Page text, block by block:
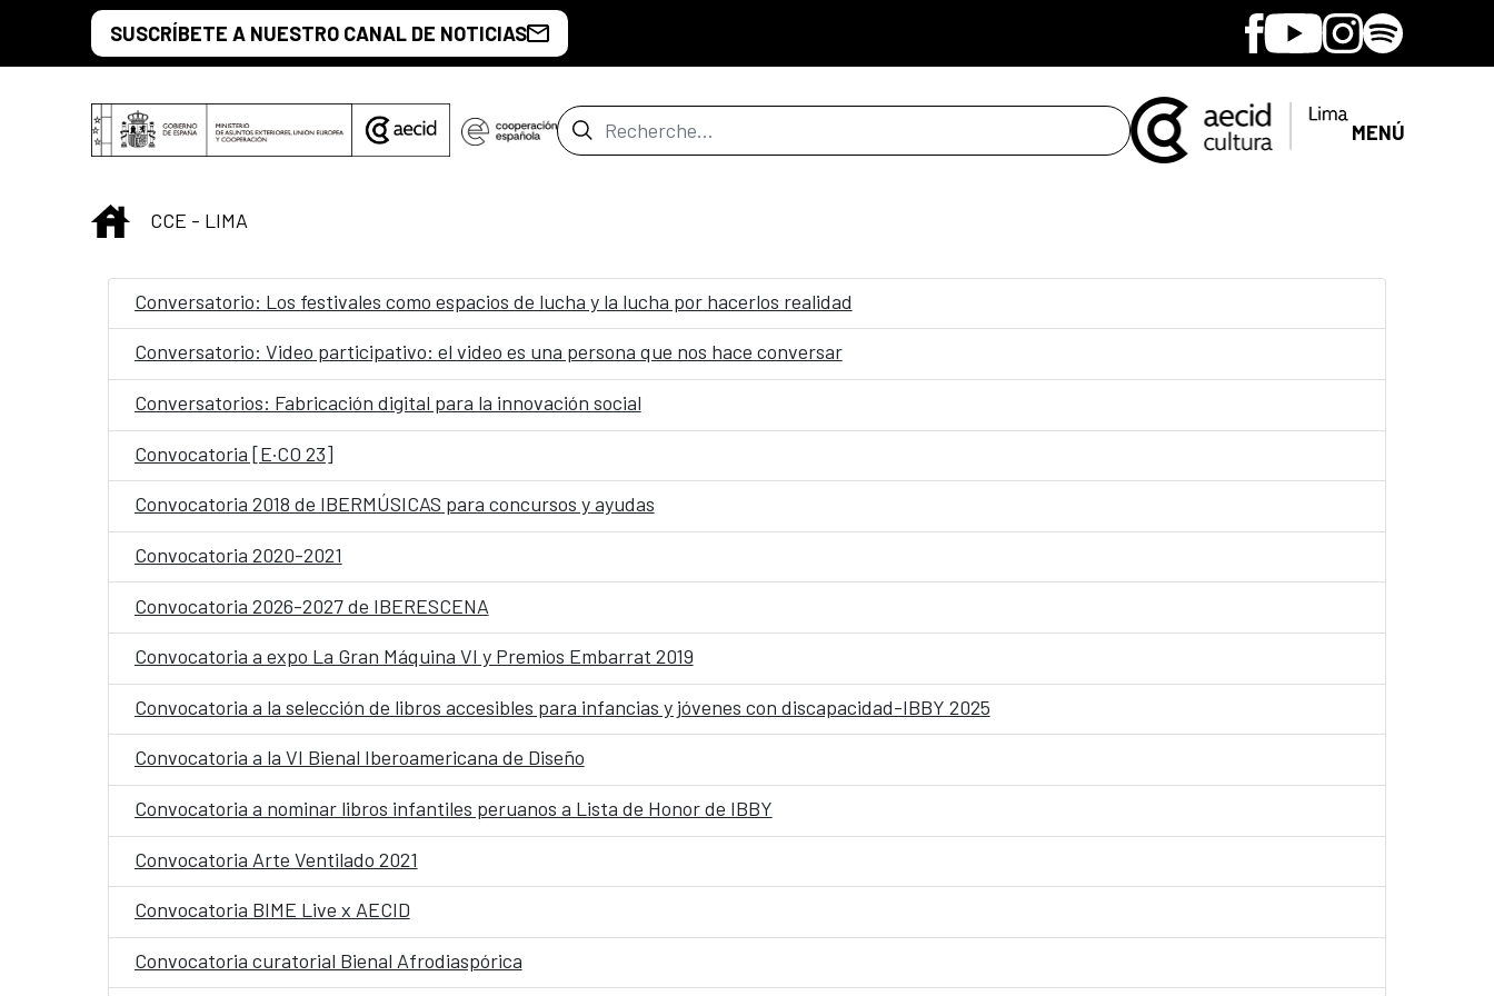
Saut au contenu principal
SUSCRÍBETE A NUESTRO CANAL DE NOTICIAS Facebook
YoutubeInstagram
Spotify
Barre de recherche MENÚ
INICIO
CCE - LIMA
Conversatorio: Los festivales como espacios de lucha y la lucha por hacerlos realidad
Conversatorio: Video participativo: el video es una persona que nos hace conversar
Conversatorios: Fabricación digital para la innovación social
Convocatoria [E·CO 23]
Convocatoria 2018 de IBERMÚSICAS para concursos y ayudas
Convocatoria 2020-2021
Convocatoria 2026-2027 de IBERESCENA
Convocatoria a expo La Gran Máquina VI y Premios Embarrat 2019
Convocatoria a la selección de libros accesibles para infancias y jóvenes con discapacidad-IBBY 2025
Convocatoria a la VI Bienal Iberoamericana de Diseño
Convocatoria a nominar libros infantiles peruanos a Lista de Honor de IBBY
Convocatoria Arte Ventilado 2021
Convocatoria BIME Live x AECID
Convocatoria curatorial Bienal Afrodiaspórica